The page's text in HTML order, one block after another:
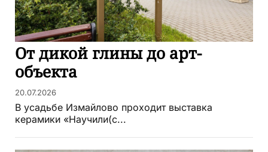
От дикой глины до арт-
объекта
20.07.2026
В усадьбе Измайлово проходит выставка
керамики «Научили(с...